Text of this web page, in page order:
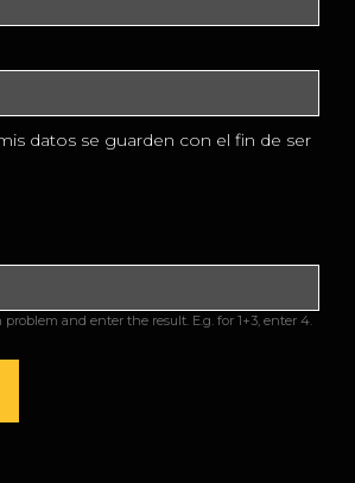
datos se guarden con el fin de ser
and enter the result. E.g. for 1+3, enter 4.